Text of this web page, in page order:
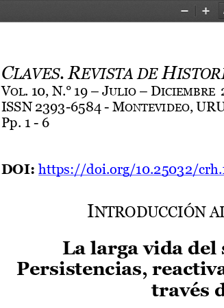
Zoom
CLAVES. REVISTA DE H
VOL. 10, N.° 19 – JULIO – DICIEMBRE
ISSN 2393-6584 - MONTEVIDEO,
Pp. 1 - 6
DOI: https://doi.org/10.25032/
INTRODUCCIÓN
La larga vida
Persistencias,
través